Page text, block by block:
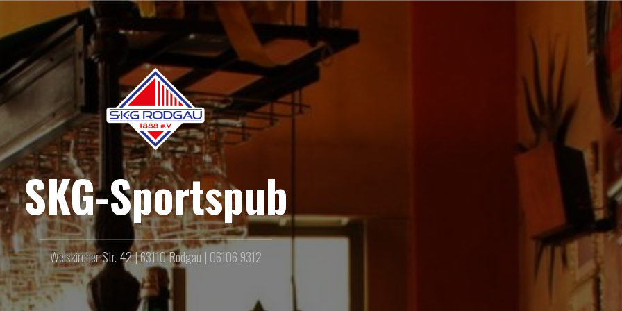
SKG-Sportspub
Weiskircher Str. 42 | 63110 Rodgau | 06106 9312